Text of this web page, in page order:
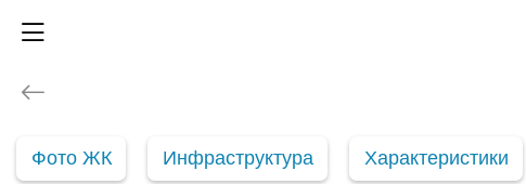
Фото ЖК Инфраструктура Характеристики